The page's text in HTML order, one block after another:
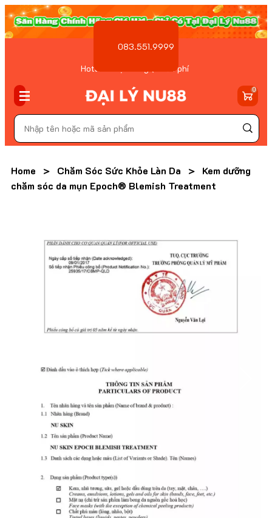
Hotline Đặt hàng ( Miễn phí
083.551.9999
0
Home > Chăm Sóc Sức Khỏe Làn Da >
Kem dưỡng
chăm sóc da mụn Epoch® Blemish Treatment